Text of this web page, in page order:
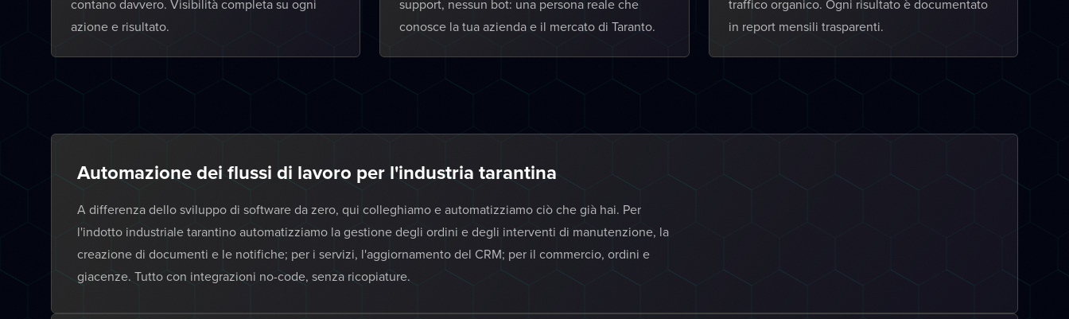
contano davvero. Visibilità completa su ogni
azione e risultato.
support, nessun bot: una persona reale che
conosce la tua azienda e il mercato di Taranto.
traffico organico. Ogni risultato è documentato
in report mensili trasparenti.
Automazione dei flussi di lavoro per l'industria tarantina
A differenza dello sviluppo di software da zero, qui colleghiamo e automatizziamo ciò che già hai. Per
l'indotto industriale tarantino automatizziamo la gestione degli ordini e degli interventi di manutenzione, la
creazione di documenti e le notifiche; per i servizi, l'aggiornamento del CRM; per il commercio, ordini e
giacenze. Tutto con integrazioni no-code, senza ricopiature.